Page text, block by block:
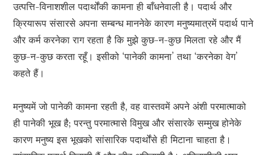
उत्पत्ति-विनाशशील पदार्थोंकी कामना ही बाँधनेवाली है। पदार्थ और
क्रियारूप संसारसे अपना सम्बन्ध माननेके कारण मनुष्यमात्रमें पदार्थ पाने
और कर्म करनेका राग रहता है कि मुझे कुछ-न-कुछ मिलता रहे और मैं
कुछ-न-कुछ करता रहूँ। इसीको ‘पानेकी कामना’ तथा ‘करनेका वेग’
कहते हैं।
मनुष्यमें जो पानेकी कामना रहती है, वह वास्तवमें अपने अंशी परमात्माको
ही पानेकी भूख है; परन्तु परमात्मासे विमुख और संसारके सम्मुख होनेके
कारण मनुष्य इस भूखको सांसारिक पदार्थोंसे ही मिटाना चाहता है।